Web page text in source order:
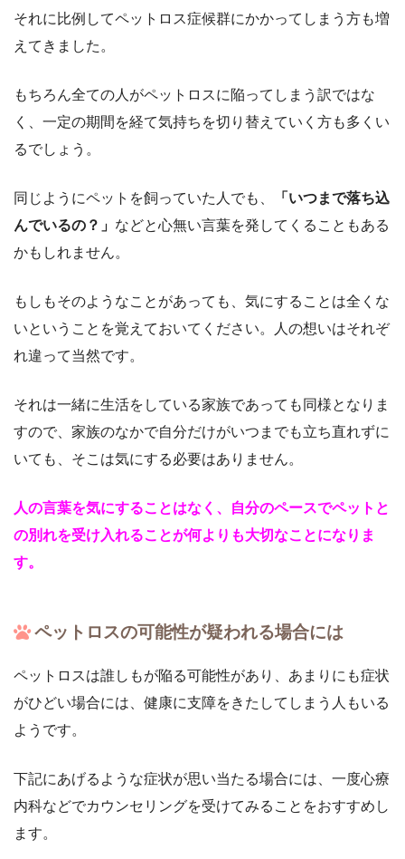
それに比例してペットロス症候群にかかってしまう方も増
えてきました。
もちろん全ての人がペットロスに陥ってしまう訳ではな
く、一定の期間を経て気持ちを切り替えていく方も多くい
るでしょう。
同じようにペットを飼っていた人でも、
「いつまで落ち込
んでいるの？」 などと心無い言葉を発してくることもある
かもしれません。
もしもそのようなことがあっても、気にすることは全くな
いということを覚えておいてください。人の想いはそれぞ
れ違って当然です。
それは一緒に生活をしている家族であっても同様となりま
すので、家族のなかで自分だけがいつまでも立ち直れずに
いても、そこは気にする必要はありません。
人の言葉を気にすることはなく、自分のペースでペットと
の別れを受け入れることが何よりも大切なことになりま
す。
ペットロスの可能性が疑われる場合には
ペットロスは誰しもが陥る可能性があり、あまりにも症状
がひどい場合には、健康に支障をきたしてしまう人もいる
ようです。
下記にあげるような症状が思い当たる場合には、一度心療
内科などでカウンセリングを受けてみることをおすすめし
ます。